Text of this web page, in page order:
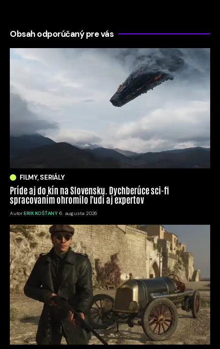
Obsah odporúčaný pre vás
FILMY, SERIÁLY
Príde aj do kín na Slovensku. Dychberúce sci-fi
spracovaním ohromilo ľudí aj expertov
Autor:ERIK KOŠŤANY 6. augusta 2026